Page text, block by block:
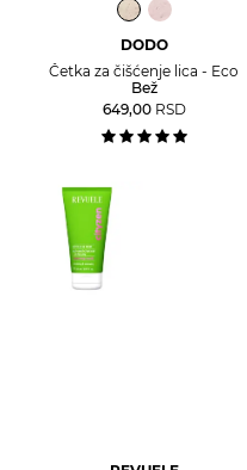
DODO
Četka za čišćenje lica - Eco
Bež
649,00 RSD